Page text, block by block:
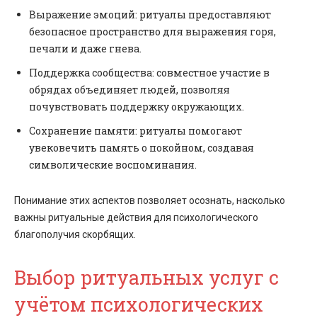
Выражение эмоций: ритуалы предоставляют
безопасное пространство для выражения горя,
печали и даже гнева.
Поддержка сообщества: совместное участие в
обрядах объединяет людей, позволяя
почувствовать поддержку окружающих.
Сохранение памяти: ритуалы помогают
увековечить память о покойном, создавая
символические воспоминания.
Понимание этих аспектов позволяет осознать, насколько
важны ритуальные действия для психологического
благополучия скорбящих.
Выбор ритуальных услуг с
учётом психологических